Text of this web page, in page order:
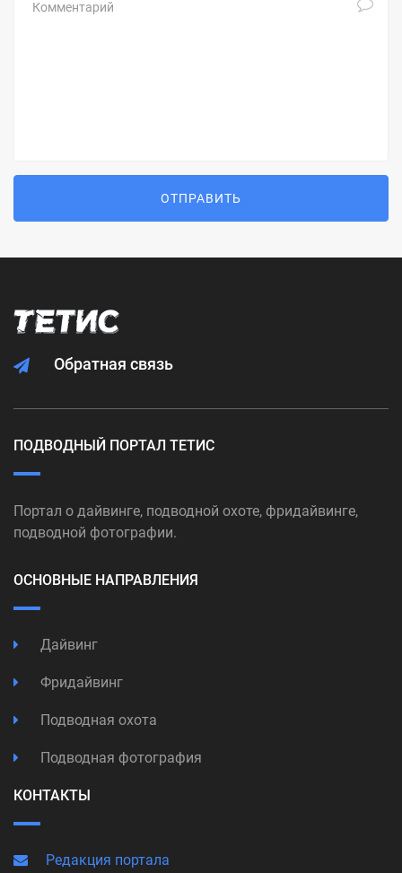
ОТПРАВИТЬ
Обратная связь
ПОДВОДНЫЙ ПОРТАЛ ТЕТИС
Портал о дайвинге, подводной охоте, фридайвинге,
подводной фотографии.
ОСНОВНЫЕ НАПРАВЛЕНИЯ
Дайвинг
Фридайвинг
Подводная охота
Подводная фотография
КОНТАКТЫ
Редакция портала